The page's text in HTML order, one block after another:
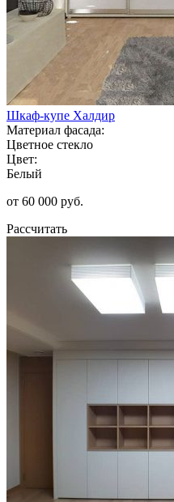
Шкаф-купе Халдир
Материал фасада:
Цветное стекло
Цвет:
Белый
от 60 000 руб.
Рассчитать